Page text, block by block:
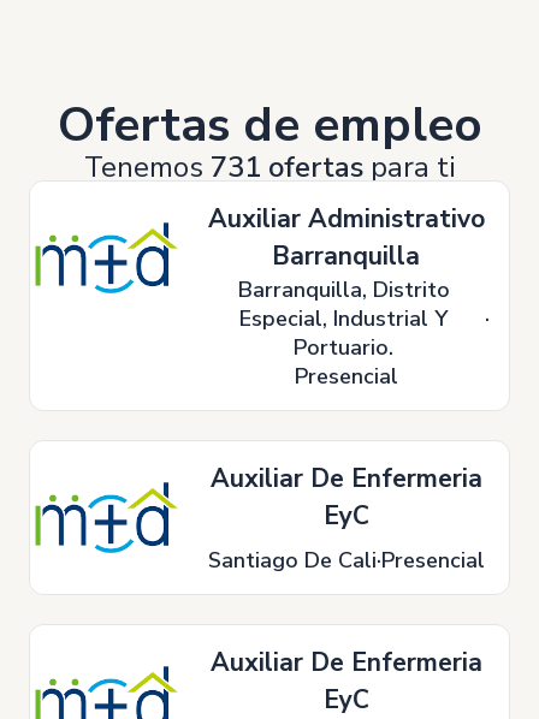
Ofertas de empleo
Tenemos 731 ofertaspara ti
Auxiliar Administrativo
Barranquilla
Barranquilla, Distrito
Especial, Industrial Y
Portuario.
Presencial
Auxiliar De Enfermeria
EyC
Santiago De Cali Presencial
Auxiliar De Enfermeria
EyC